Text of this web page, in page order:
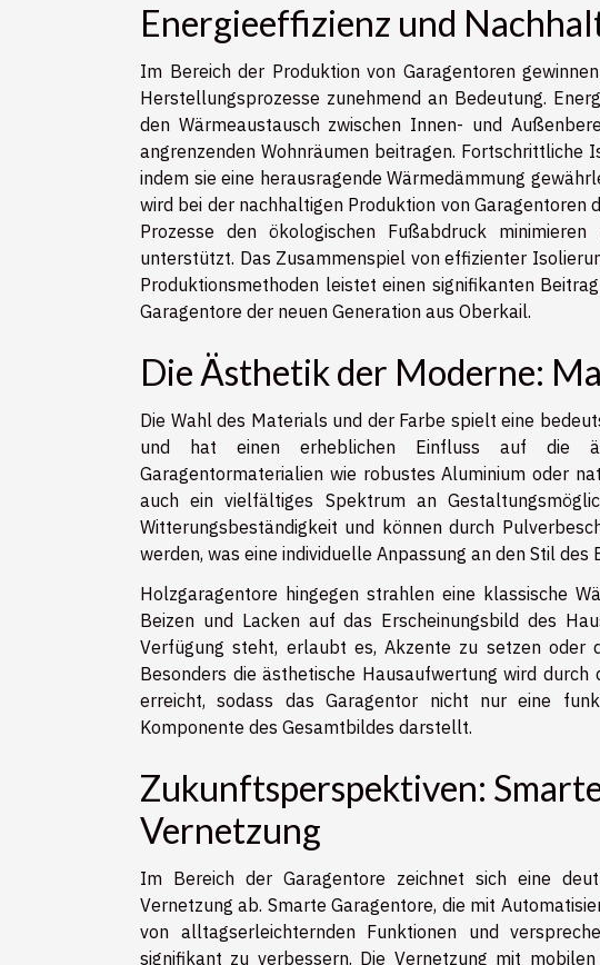
Energieeffizienz und
Im Bereich der Produktion von Garagentoren
Herstellungsprozesse zunehmend an Bedeutung.
den Wärmeaustausch zwischen Innen- und
angrenzenden Wohnräumen beitragen.
indem sie eine herausragende Wärmedämmung
wird bei der nachhaltigen Produktion von
Prozesse den ökologischen Fußabdruck
unterstützt. Das Zusammenspiel von effizienter
Produktionsmethoden leistet einen signifikanten
Garagentore der neuen Generation aus Oberkail.
Die Ästhetik der Moderne:
Die Wahl des Materials und der Farbe spielt eine
und hat einen erheblichen Einfluss auf die
Garagentormaterialien wie robustes Aluminium oder
auch ein vielfältiges Spektrum an
Witterungsbeständigkeit und können durch
werden, was eine individuelle Anpassung an den Stil des
Holzgaragentore hingegen strahlen eine klassische
Beizen und Lacken auf das Erscheinungsbild des
Verfügung steht, erlaubt es, Akzente zu setzen oder
Besonders die ästhetische Hausaufwertung wird
erreicht, sodass das Garagentor nicht nur eine
Komponente des Gesamtbildes darstellt.
Zukunftsperspektiven:
Vernetzung
Im Bereich der Garagentore zeichnet sich eine
Vernetzung ab. Smarte Garagentore, die mit
von alltagserleichternden Funktionen und
signifikant zu verbessern. Die Vernetzung mit